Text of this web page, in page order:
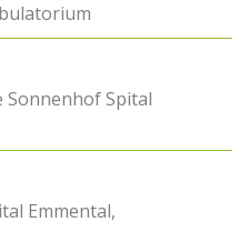
Spital
Emmental,